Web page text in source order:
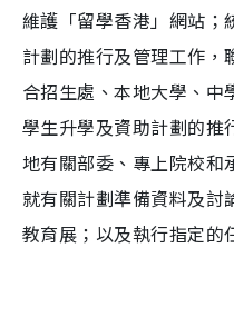
維護「留學香港」網站；
計劃的推行及管理工作，
合招生處、本地大學、中
學生升學及資助計劃的推
地有關部委、專上院校和
就有關計劃準備資料及討
教育展；以及執行指定的